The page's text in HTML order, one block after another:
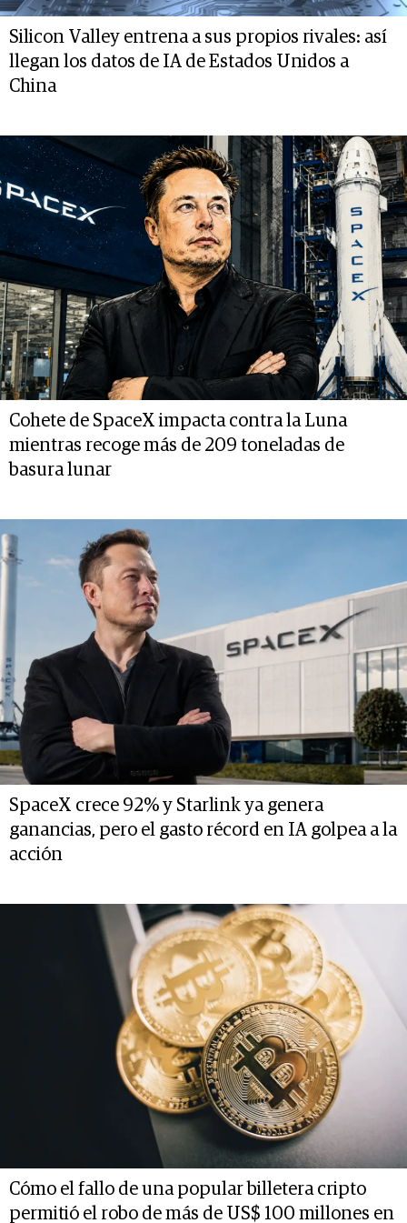
Silicon Valley entrena a sus propios rivales: así
llegan los datos de IA de Estados Unidos a
China
Cohete de SpaceX impacta contra la Luna
mientras recoge más de 209 toneladas de
basura lunar
SpaceX crece 92% y Starlink ya genera
ganancias, pero el gasto récord en IA golpea a la
acción
Cómo el fallo de una popular billetera cripto
permitió el robo de más de US$ 100 millones en